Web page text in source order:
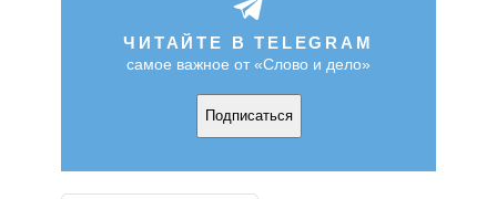
ЧИТАЙТЕ В TELEGRAM
самое важное от «Слово и дело»
Подписаться